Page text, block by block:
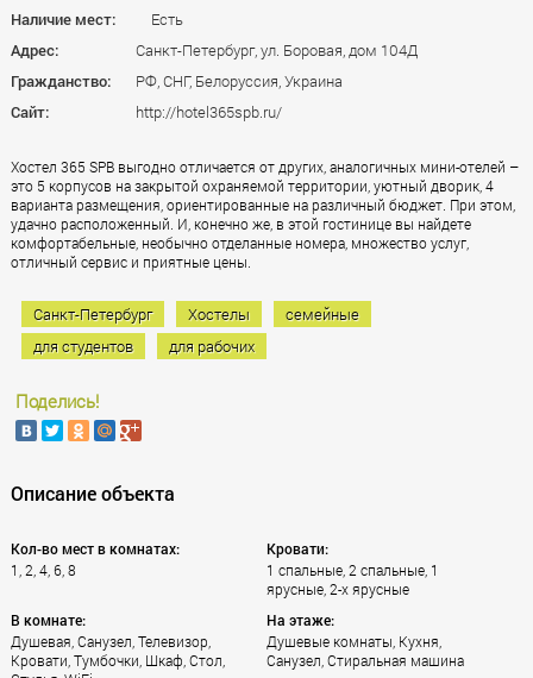
Наличие мест:
Есть
Адрес:
Санкт-Петербург, ул. Боровая, дом 104Д
Гражданство:
РФ, СНГ, Белоруссия, Украина
Сайт:
http://hotel365spb.ru/
Хостел 365 SPB выгодно отличается от других, аналогичных мини-отелей –
это 5 корпусов на закрытой охраняемой территории, уютный дворик, 4
варианта размещения, ориентированные на различный бюджет. При этом,
удачно расположенный. И, конечно же, в этой гостинице вы найдете
комфортабельные, необычно отделанные номера, множество услуг,
отличный сервис и приятные цены.
Санкт-Петербург Хостелы
семейные
для студентов
для рабочих
Поделись!
Описание объекта
Кол-во мест в комнатах:
1, 2, 4, 6, 8
Кровати:
1 спальные, 2 спальные, 1
ярусные, 2-х ярусные
В комнате:
Душевая, Санузел, Телевизор,
Кровати, Тумбочки, Шкаф, Стол,
На этаже:
Душевые комнаты, Кухня,
Санузел, Стиральная машина